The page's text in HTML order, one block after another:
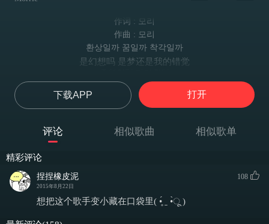
作词 : 모리
作曲 : 모리
환상일까 꿈일까 착각일까
是幻想吗 是梦还是我的错觉
偶然来到了我的身边
낯선 설레임
这陌生的心动
我已经孤独了太久
들어줘
下载APP 打开
评论 相似歌曲 相似歌单
精彩评论
捏捏橡皮泥
2015年8月22日
108
想把这个歌手变小藏在口袋里( •̥́ ˍ •̀ू )